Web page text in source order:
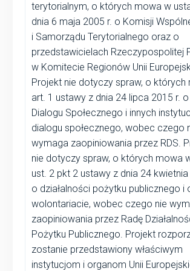
terytorialnym, o których mowa w
dnia 6 maja 2005 r. o Komisji
i Samorządu Terytorialnego oraz o
przedstawicielach Rzeczypospolitej
w Komitecie Regionów Unii
Projekt nie dotyczy spraw, o których
art. 1 ustawy z dnia 24 lipca 2015 r.
Dialogu Społecznego i innych
dialogu społecznego, wobec czego
wymaga zaopiniowania przez RDS.
nie dotyczy spraw, o których mowa
ust. 2 pkt 2 ustawy z dnia 24 kwietnia
o działalności pożytku publicznego i
wolontariacie, wobec czego nie
zaopiniowania przez Radę
Pożytku Publicznego. Projekt
zostanie przedstawiony właściwym
instytucjom i organom Unii